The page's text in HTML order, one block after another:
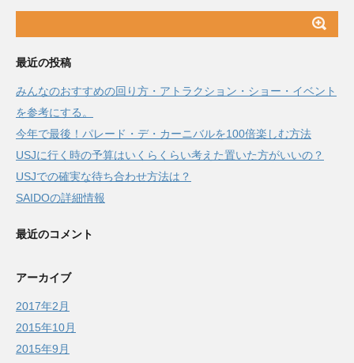
最近の投稿
みんなのおすすめの回り方・アトラクション・ショー・イベント
を参考にする。
今年で最後！パレード・デ・カーニバルを100倍楽しむ方法
USJに行く時の予算はいくらくらい考えた置いた方がいいの？
USJでの確実な待ち合わせ方法は？
SAIDOの詳細情報
最近のコメント
アーカイブ
2017年2月
2015年10月
2015年9月